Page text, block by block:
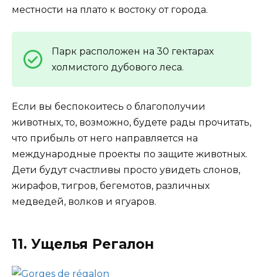
местности на плато к востоку от города.
Парк расположен на 30 гектарах
холмистого дубового леса.
Если вы беспокоитесь о благополучии
животных, то, возможно, будете рады прочитать,
что прибыль от него направляется на
международные проекты по защите животных.
Дети будут счастливы просто увидеть слонов,
жирафов, тигров, бегемотов, различных
медведей, волков и ягуаров.
11. Ущелья Регалон